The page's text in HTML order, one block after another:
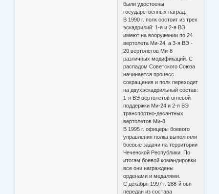
были удостоены
государственных наград.
В 1990 г. полк состоит из трех
эскадрилий: 1-я и 2-я ВЭ
имеют на вооружении по 24
вертолета Ми-24, а 3-я ВЭ -
20 вертолетов Ми-8
различных модификаций. С
распадом Советского Союза
начинается процесс
сокращения и полк переходит
на двухэскадрильный состав:
1-я ВЭ вертолетов огневой
поддержки Ми-24 и 2-я ВЭ
транспортно-десантных
вертолетов Ми-8.
В 1995 г. офицеры боевого
управления полка выполняли
боевые задачи на территории
Чеченской Республики. По
итогам боевой командировки
все они награждены
орденами и медалями.
С декабря 1997 г. 288-й овп
передан из состава